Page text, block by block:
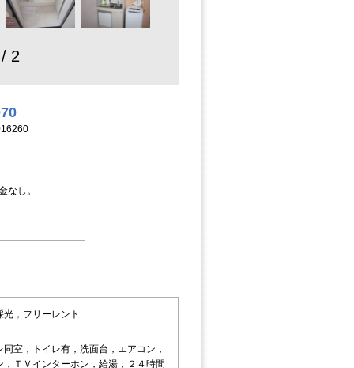
2
なし。
，フリーレント
室，トイレ有，洗面台，エアコン，
ＴＶインターホン，給湯，２４時間